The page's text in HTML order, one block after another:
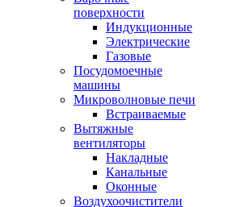
поверхности
Индукционные
Электрические
Газовые
Посудомоечные
машины
Микроволновые печи
Встраиваемые
Вытяжные
вентиляторы
Накладные
Канальные
Оконные
Воздухоочистители